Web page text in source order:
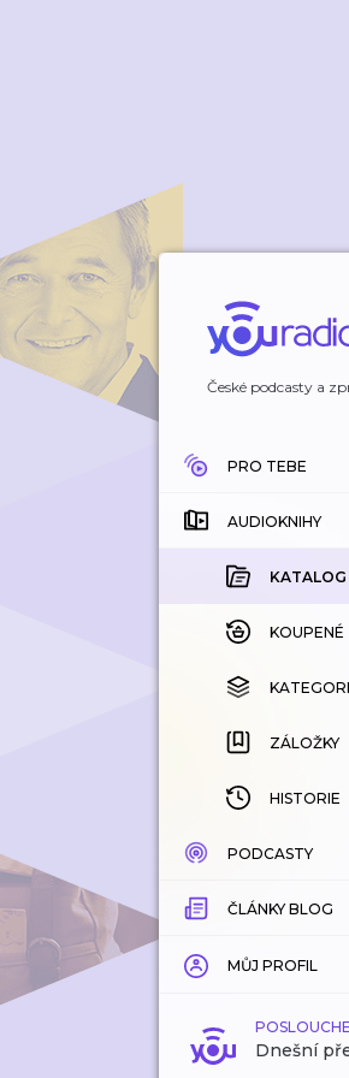
České podcasty a
PRO TEBE
AUDIOKNIHY
KATALOG
KOUPENÉ
ZÁLOŽKY
HISTORIE
PODCASTY
KATALOG
ZÁLOŽKY
ČLÁNKY BLOG
MŮJ PROFIL
Dnešní